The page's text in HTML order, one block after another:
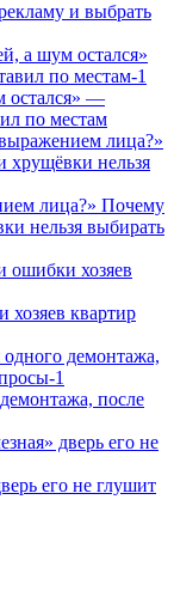
и выбрать
остался» —
по местам
лица?» Почему
нельзя выбирать
квартир
после
его не глушит